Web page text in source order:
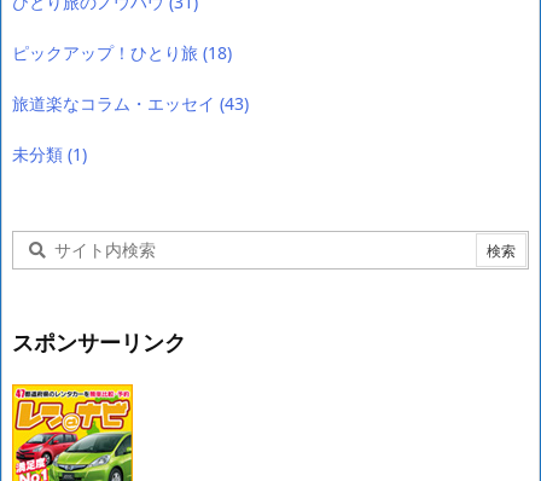
ピックアップ！ひとり旅 (18)
旅道楽なコラム・エッセイ (43)
未分類 (1)
スポンサーリンク